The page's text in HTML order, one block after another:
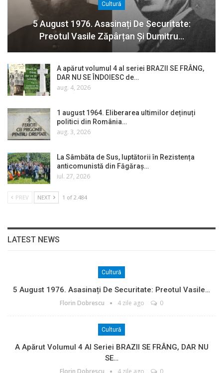
Cultură
5 August 1976. Asasinați De Securitate:
Preotul Vasile Zăpârțan Și Dumitru…
A apărut volumul 4 al seriei BRAZII SE FRÂNG,
DAR NU SE ÎNDOIESC de…
aug. 4, 2026
1 august 1964. Eliberarea ultimilor deținuți
politici din România…
aug. 3, 2026
La Sâmbăta de Sus, luptătorii în Rezistența
anticomunistă din Făgăraș…
iul. 27, 2026
PREV NEXT 1 of 2.484
LATEST NEWS
Cultură
5 August 1976. Asasinați De Securitate: Preotul Vasile…
Florin Dobrescu 4 zile ago 0
Cultură
A Apărut Volumul 4 Al Seriei BRAZII SE FRÂNG, DAR NU
SE…
Florin Dobrescu 4 zile ago 0